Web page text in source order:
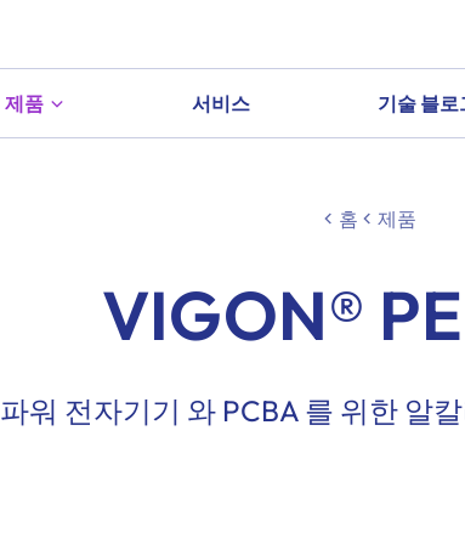
제품 서비스 기술 블로
홈 제품
VIGON®
파워 전자기기 와 PCBA 를 위한 알